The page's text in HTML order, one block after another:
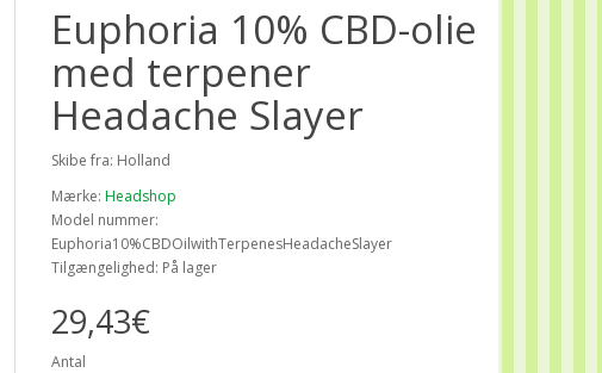
Euphoria 10% CBD-olie
med terpener
Headache Slayer
Skibe fra: Holland
Mærke: Headshop
Model nummer:
Euphoria10%CBDOilwithTerpenesHeadacheSlayer
Tilgængelighed: På lager
29,43€
Antal